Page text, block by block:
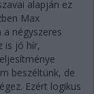
alapján ez
Max
négyszeres
is jó hír,
beszéltünk, de
Ezért logikus